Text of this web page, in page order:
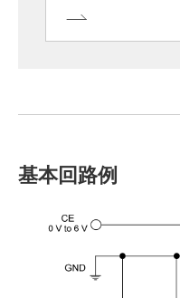
基本回路例